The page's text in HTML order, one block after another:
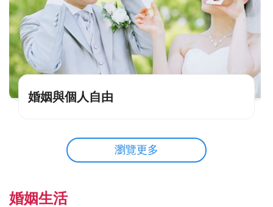
婚姻與個人自由
瀏覽更多
婚姻生活